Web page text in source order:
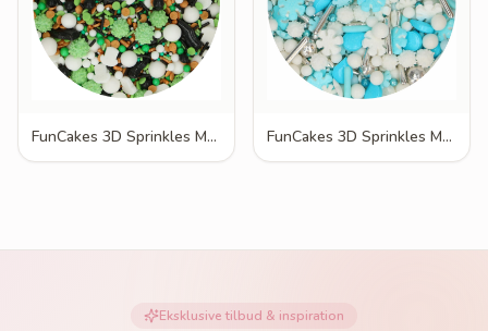
FunCakes 3D Sprinkles Medley Football Fever 70g FunCakes 3D Sprinkles Medley Frosty Winters 70g
Eksklusive tilbud & inspiration